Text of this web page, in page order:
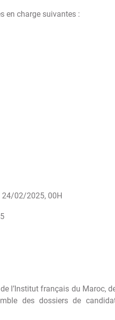
en charge suivantes :
24/02/2025, 00H
l’Institut français du Maroc,
des dossiers de